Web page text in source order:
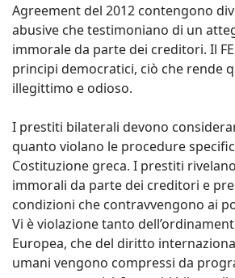
Agreement del 2012 contengono
abusive che testimoniano di un
immorale da parte dei creditori. Il
principi democratici, ciò che rende
illegittimo e odioso.
I prestiti bilaterali devono
quanto violano le procedure
Costituzione greca. I prestiti
immorali da parte dei creditori e
condizioni che contravvengono ai
Vi è violazione tanto
Europea, che del diritto
umani vengono compressi da